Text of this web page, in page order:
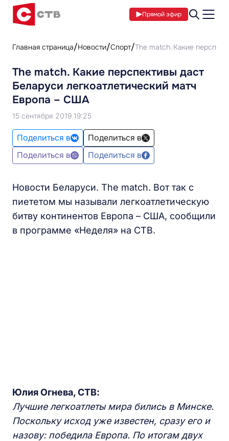
Прямой эфир
Главная страница Новости Спорт The match. Какие
The match. Какие перспективы даст
Беларуси легкоатлетический матч
Европа – США
15 сентября 2019 19:25
Поделиться в
Поделиться в
Поделиться в
Поделиться в
Новости Беларуси. The match. Вот так с
пиететом мы называли легкоатлетическую
битву континентов Европа – США, сообщили
в программе «Неделя» на СТВ.
Юлия Огнева, СТВ:
Лучшие легкоатлеты мира бились в Минске.
Поскольку исход уже известен, сразу его и
назову: победила Европа. По итогам двух